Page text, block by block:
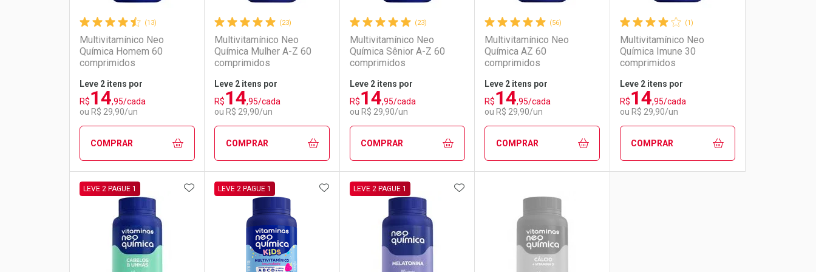
(13)
Multivitamínico Neo
Química Homem 60
comprimidos
Leve 2 itens por
R$14,95/cada
ou R$ 29,90/un
COMPRAR
FECHAR
Laboratório
FECHAR
Por Menos
(23)
Multivitamínico Neo
Química Mulher A-Z 60
comprimidos
Leve 2 itens por
R$14,95/cada
ou R$ 29,90/un
COMPRAR
FECHAR
Laboratório
FECHAR
Por Menos
(23)
Multivitamínico Neo
Química Sênior A-Z 60
comprimidos
Leve 2 itens por
R$14,95/cada
ou R$ 29,90/un
COMPRAR
Laboratório
Por Menos
(56)
Multivitamínico Neo
Química AZ 60
comprimidos
Leve 2 itens por
R$14,95/cada
ou R$ 29,90/un
COMPRAR
Laboratório
Por Menos
(1)
Multivitamínico Neo
Química Imune 30
comprimidos
Leve 2 itens por
R$14,95/cada
ou R$ 29,90/un
COMPRAR
LEVE 2 PAGUE 1 ADICIONAR AOS FAVORITOS
LEVE 2 PAGUE 1 ADICIONAR AOS FAVORITOS
LEVE 2 PAGUE 1 ADICIONAR AOS FAVORITOS